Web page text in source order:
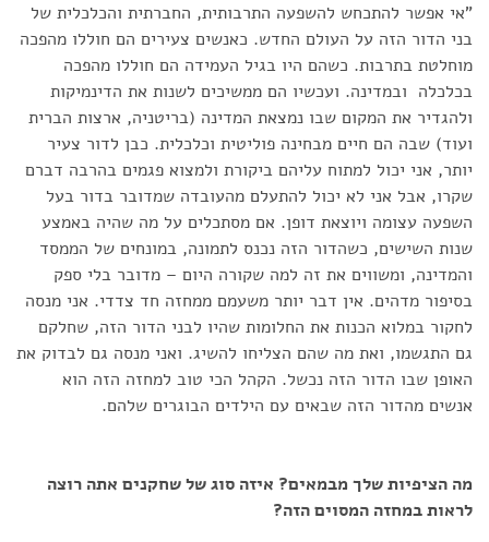
"אי אפשר להתכחש להשפעה התרבותית, החברתית והכלכלית של
בני הדור הזה על העולם החדש. כאנשים צעירים הם חוללו מהפכה
מוחלטת בתרבות. כשהם היו בגיל העמידה הם חוללו מהפכה
בכלכלה ובמדינה. ועכשיו הם ממשיכים לשנות את הדינמיקות
ולהגדיר את המקום שבו נמצאת המדינה (בריטניה, ארצות הברית
ועוד) שבה הם חיים מבחינה פוליטית וכלכלית. כבן לדור צעיר
יותר, אני יכול למתוח עליהם ביקורת ולמצוא פגמים בהרבה דברם
שקרו, אבל אני לא יכול להתעלם מהעובדה שמדובר בדור בעל
השפעה עצומה ויוצאת דופן. אם מסתכלים על מה שהיה באמצע
שנות השישים, כשהדור הזה נכנס לתמונה, במונחים של הממסד
והמדינה, ומשווים את זה למה שקורה היום – מדובר בלי ספק
בסיפור מדהים. אין דבר יותר משעמם ממחזה חד צדדי. אני מנסה
לחקור במלוא הכנות את החלומות שהיו לבני הדור הזה, שחלקם
גם התגשמו, ואת מה שהם הצליחו להשיג. ואני מנסה גם לבדוק את
האופן שבו הדור הזה נכשל. הקהל הכי טוב למחזה הזה הוא
אנשים מהדור הזה שבאים עם הילדים הבוגרים שלהם.
מה הציפיות שלך מבמאים? איזה סוג של שחקנים אתה רוצה
לראות במחזה המסוים הזה?